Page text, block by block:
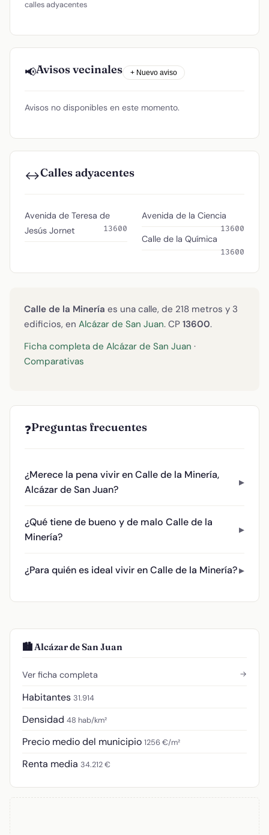
calles adyacentes
📢Avisos vecinales + Nuevo aviso
Avisos no disponibles en este momento.
↔️Calles adyacentes
Avenida de Teresa de
Jesús Jornet
13600
Avenida de la Ciencia
13600
Calle de la Química
13600
Calle de la Minería es una calle, de 218 metros y 3
edificios, en Alcázar de San Juan. CP 13600.
Ficha completa de Alcázar de San Juan ·
Comparativas
❓Preguntas frecuentes
¿Merece la pena vivir en Calle de la Minería,
Alcázar de San Juan?
¿Qué tiene de bueno y de malo Calle de la
Minería?
¿Para quién es ideal vivir en Calle de la Minería?
🏙️ Alcázar de San Juan
Ver ficha completa →
Habitantes 31.914
Densidad 48 hab/km²
Precio medio del municipio 1256 €/m²
Renta media 34.212 €